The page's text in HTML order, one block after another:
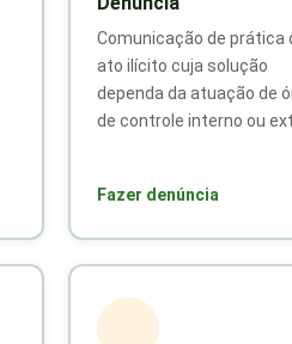
Comunicação de prática
ato ilícito cuja solução
dependa da atuação de
de controle interno ou
Fazer denúncia